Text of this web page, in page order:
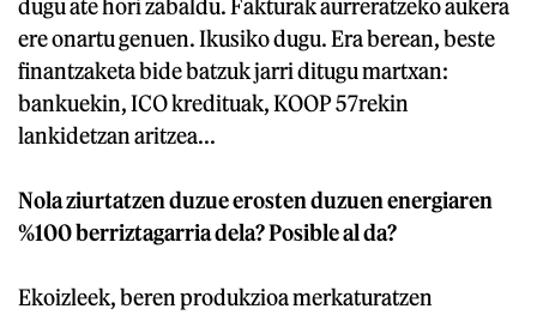
dugu ate hori zabaldu. Fakturak aurreratzeko aukera
ere onartu genuen. Ikusiko dugu. Era berean, beste
finantzaketa bide batzuk jarri ditugu martxan:
bankuekin, ICO kredituak, KOOP 57rekin
lankidetzan aritzea...
Nola ziurtatzen duzue erosten duzuen energiaren
%100 berriztagarria dela? Posible al da?
Ekoizleek, beren produkzioa merkaturatzen